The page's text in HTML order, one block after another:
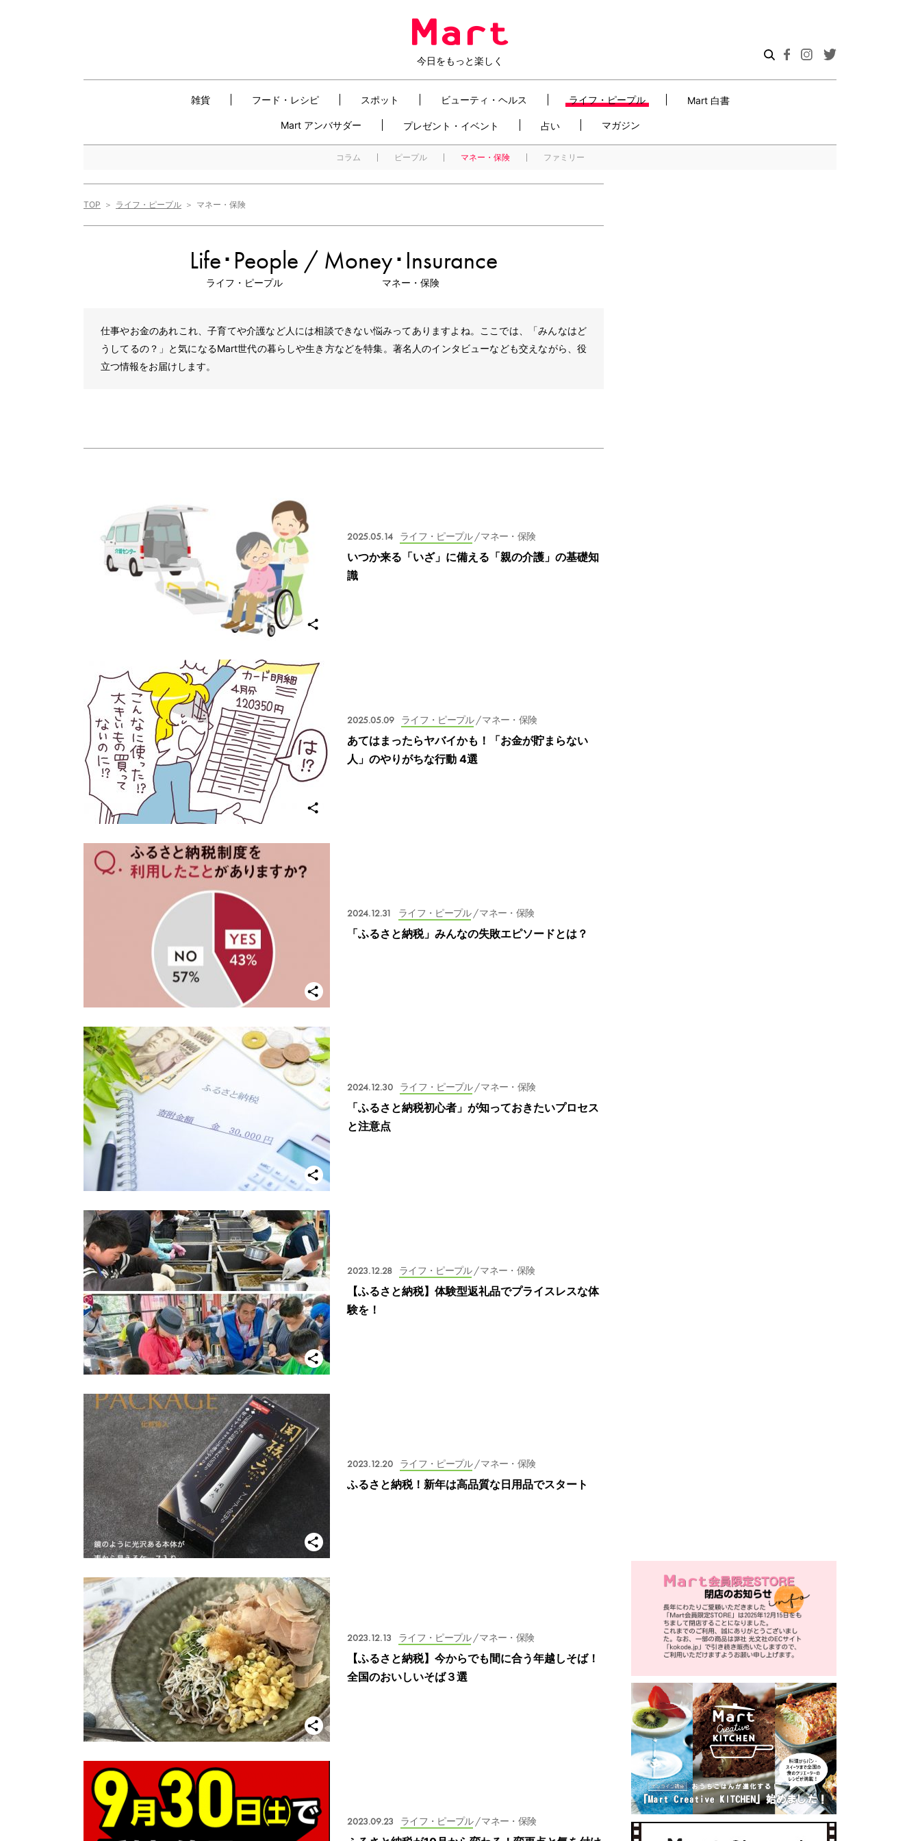
今日をもっと楽しく
雑貨 フード・レシピ スポット ビューティ・ヘルス ライフ・ピープル Mart 白書
Mart アンバサダー プレゼント・イベント 占い マガジン
コラム ピープル マネー・保険 ファミリー
TOP ライフ・ピープル マネー・保険
Life･People
ライフ・ピープル
/ Money･Insurance
マネー・保険
仕事やお金のあれこれ、子育てや介護など人には相談できない悩みってありますよね。ここでは、「みんなはど
うしてるの？」と気になるMart世代の暮らしや生き方などを特集。著名人のインタビューなども交えながら、役
立つ情報をお届けします。
2025.05.14 ライフ・ピープル/ マネー・保険
いつか来る「いざ」に備える「親の介護」の基礎知
識
2025.05.09 ライフ・ピープル/ マネー・保険
あてはまったらヤバイかも！「お金が貯まらない
人」のやりがちな行動 4選
2024.12.31 ライフ・ピープル / マネー・保険
「ふるさと納税」みんなの失敗エピソードとは？
2024.12.30 ライフ・ピープル/ マネー・保険
「ふるさと納税初心者」が知っておきたいプロセス
と注意点
2023.12.28 ライフ・ピープル/ マネー・保険
【ふるさと納税】体験型返礼品でプライスレスな体
験を！
2023.12.20 ライフ・ピープル / マネー・保険
ふるさと納税！新年は高品質な日用品でスタート
2023.12.13 ライフ・ピープル/ マネー・保険
【ふるさと納税】今からでも間に合う年越しそば！
全国のおいしいそば３選
2023.09.23 ライフ・ピープル/ マネー・保険